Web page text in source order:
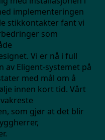
implementeringen
stikkontakter fant vi
som
Vi er nå i full
av Eligent-systemet på
med mål om å
innen kort tid. Vårt
som gjør at det blir